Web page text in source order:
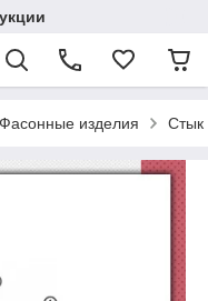
Фасонные изделия Стык